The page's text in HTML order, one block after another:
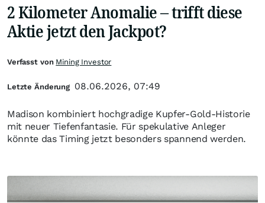
2 Kilometer Anomalie – trifft diese
Aktie jetzt den Jackpot?
Madison kombiniert hochgradige Kupfer-Gold-Historie
mit neuer Tiefenfantasie. Für spekulative Anleger
könnte das Timing jetzt besonders spannend werden.
Verfasst von Mining Investor
Letzte Änderung 08.06.2026, 07:49